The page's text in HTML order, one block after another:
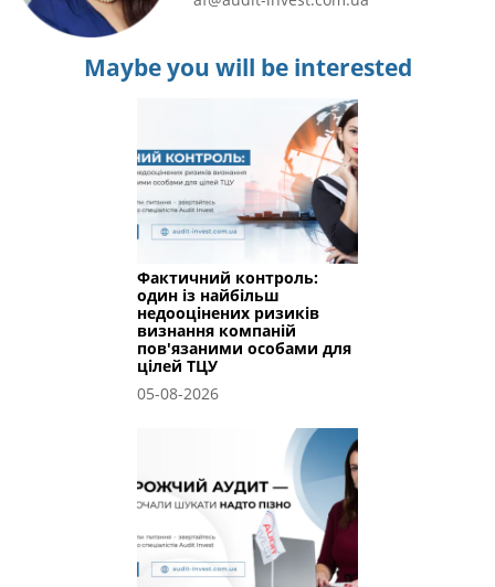
Maybe you will be interested
Фактичний контроль:
один із найбільш
недооцінених ризиків
визнання компаній
пов'язаними особами для
цілей ТЦУ
05-08-2026